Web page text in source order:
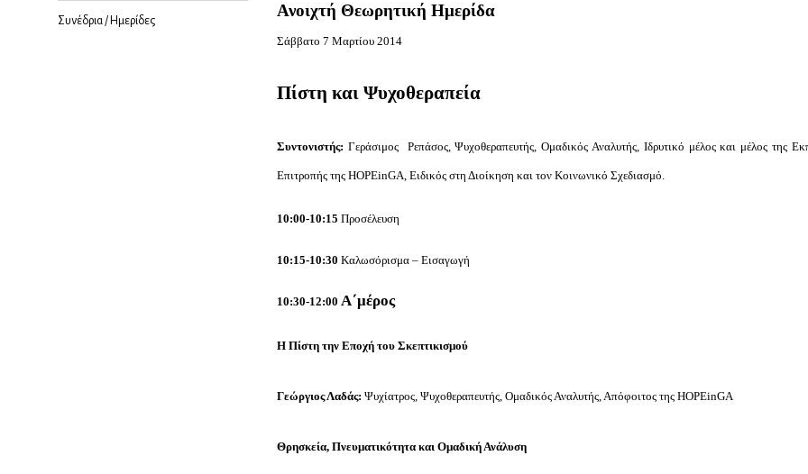
Συνέδρια / Ημερίδες
Ανοιχτή Θεωρητική Ημερίδα
Σάββατο 7 Μαρτίου 2014
Πίστη και Ψυχοθεραπεία
Συντονιστής: Γεράσιμος Ρεπάσος, Ψυχοθεραπευτής, Ομαδικός Αναλυτής, Ιδρυτικό μέλος και μέλος της
Επιτροπής τηςHOPEinGA, Ειδικός στη Διοίκηση και τον Κοινωνικό Σχεδιασμό.
10:00-10:15Προσέλευση
10:15-10:30 Καλωσόρισμα – Εισαγωγή
10:30-12:00Α΄μέρος
Η Πίστη την Εποχή του Σκεπτικισμού
Γεώργιος Λαδάς: Ψυχίατρος, Ψυχοθεραπευτής, Ομαδικός Αναλυτής, Απόφοιτος της ΗΟΡΕinGA
Θρησκεία, Πνευματικότητα και Ομαδική Ανάλυση